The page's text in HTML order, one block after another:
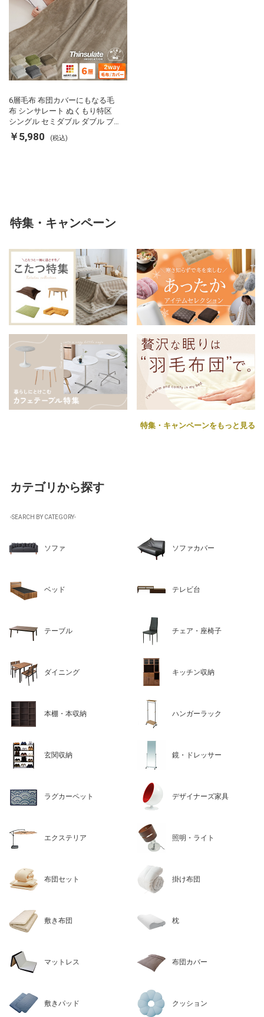
6層毛布 布団カバーにもなる毛
布 シンサレート ぬくもり特区
シングル セミダブル ダブル ブ
ランケット 掛け布団カバー フラ
ンネル 保温 蓄熱 吸湿 発熱 断熱
￥5,980 (税込)
特集・キャンペーン
特集・キャンペーンをもっと見る
カテゴリから探す
-SEARCH BY CATEGORY-
ソファ ソファカバー
ベッド テレビ台
テーブル チェア・座椅子
ダイニング キッチン収納
本棚・本収納 ハンガーラック
玄関収納 鏡・ドレッサー
ラグカーペット デザイナーズ家具
エクステリア 照明・ライト
布団セット 掛け布団
敷き布団 枕
マットレス 布団カバー
敷きパッド クッション